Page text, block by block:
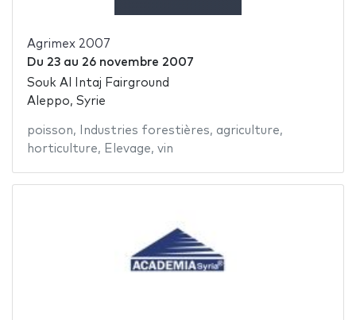
Agrimex 2007
Du 23au 26 novembre 2007
Souk Al Intaj Fairground
Aleppo, Syrie
poisson, Industries forestières, agriculture,
horticulture, Elevage, vin